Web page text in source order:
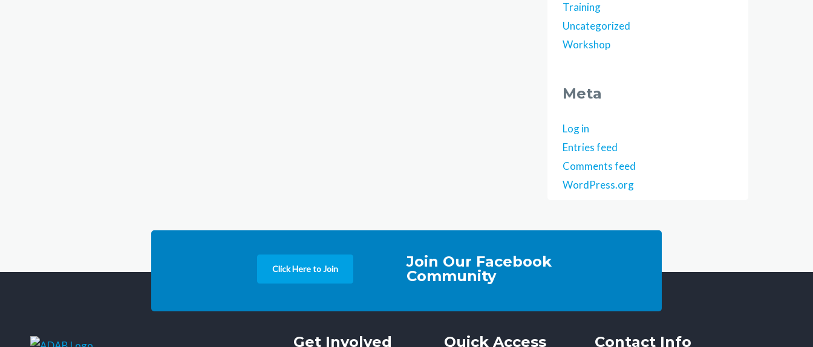
Training
Uncategorized
Workshop
Meta
Log in
Entries feed
Comments feed
WordPress.org
Click Here to Join
Join Our Facebook
Community
Get Involved Quick Access Contact Info